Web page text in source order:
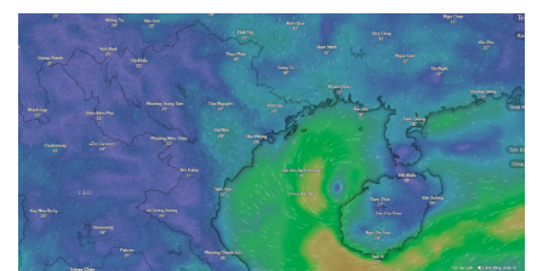
Sức khỏe
Dinh dưỡng - món ngon
Cây thuốc
Sản phụ khoa
Nhi khoa
Nam khoa
Làm đẹp - giảm cân
Phòng mạch online
Ăn sạch sống khỏe
Đời sống
Nhà đẹp
Blog
Tình yêu - Gia đình